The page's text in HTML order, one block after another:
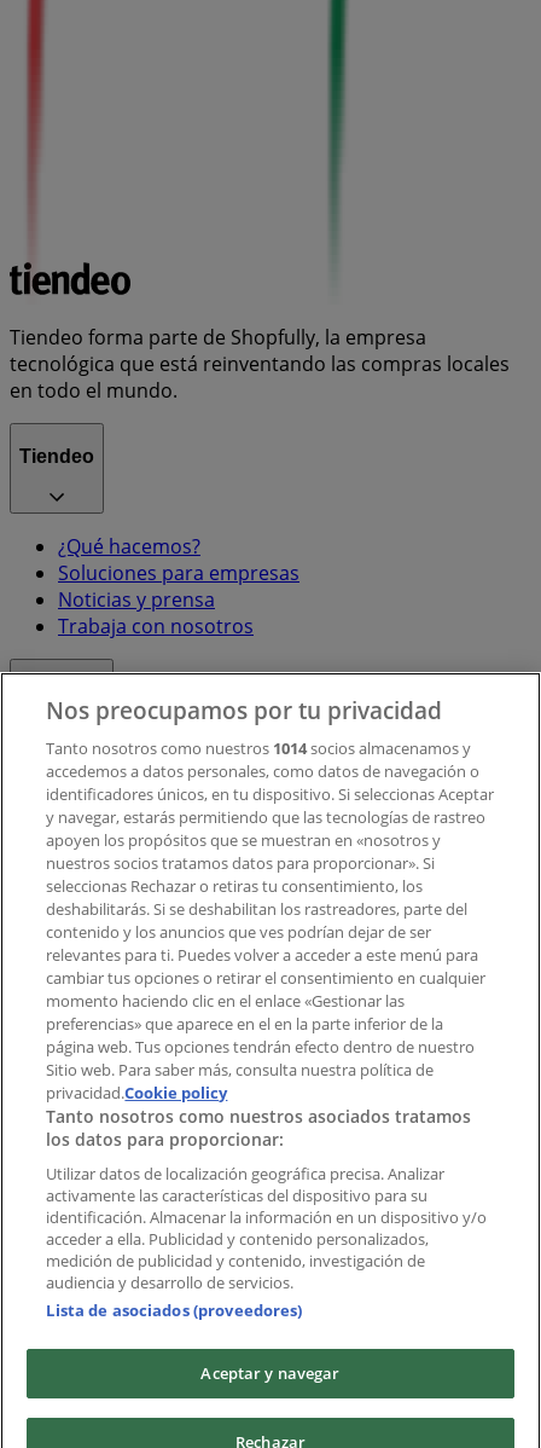
Tiendeo forma parte de Shopfully, la empresa
tecnológica que está reinventando las compras locales
en todo el mundo.
Tiendeo
¿Qué hacemos?
Soluciones para empresas
Noticias y prensa
Trabaja con nosotros
Contacto comercial y de marketing
Tienda mal colocada en el mapa
Notificar un folleto
¿Encontraste un problema en la web o en la
aplicación?
Índices
Marcas
Marcas locales
Negocios
Negocios cercanos
Productos
Productos locales
Ciudades
Descargar la APP Tiendeo
Copyright © Tiendeo ® 2026 · Shopfully Marketing S.L.U. –
Nos preocupamos por tu privacidad
Tanto nosotros como nuestros 1014socios almacenamos y
accedemos a datos personales, como datos de navegación o
identificadores únicos, en tu dispositivo. Si seleccionas Aceptar
y navegar, estarás permitiendo que las tecnologías de rastreo
apoyen los propósitos que se muestran en «nosotros y
nuestros socios tratamos datos para proporcionar». Si
seleccionas Rechazar o retiras tu consentimiento, los
deshabilitarás. Si se deshabilitan los rastreadores, parte del
contenido y los anuncios que ves podrían dejar de ser
relevantes para ti. Puedes volver a acceder a este menú para
cambiar tus opciones o retirar el consentimiento en cualquier
momento haciendo clic en el enlace «Gestionar las
preferencias» que aparece en el en la parte inferior de la
página web. Tus opciones tendrán efecto dentro de nuestro
Sitio web. Para saber más, consulta nuestra política de
privacidad.Cookie policy
Tanto nosotros como nuestros asociados tratamos
los datos para proporcionar:
Utilizar datos de localización geográfica precisa. Analizar
activamente las características del dispositivo para su
identificación. Almacenar la información en un dispositivo y/o
acceder a ella. Publicidad y contenido personalizados,
medición de publicidad y contenido, investigación de
audiencia y desarrollo de servicios.
Lista de asociados (proveedores)
Aceptar y navegar
Rechazar